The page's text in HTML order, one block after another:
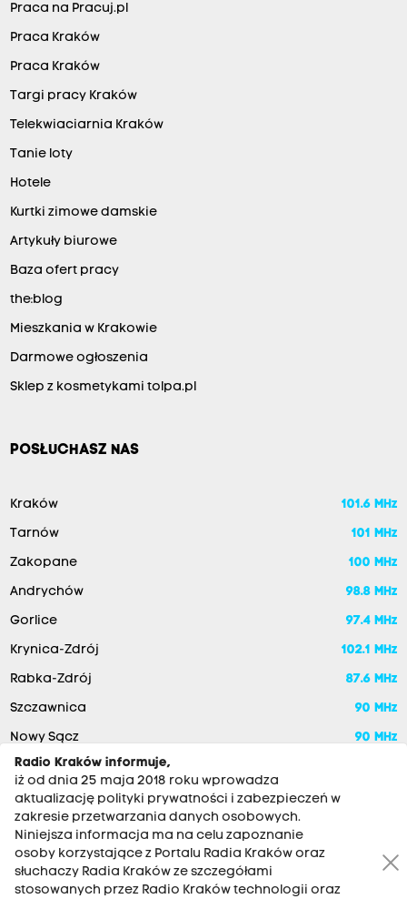
Praca na Pracuj.pl
Praca Kraków
Praca Kraków
Targi pracy Kraków
Telekwiaciarnia Kraków
Tanie loty
Hotele
Kurtki zimowe damskie
Artykuły biurowe
Baza ofert pracy
the:blog
Mieszkania w Krakowie
Darmowe ogłoszenia
Sklep z kosmetykami tolpa.pl
POSŁUCHASZ NAS
Kraków 101.6 MHz
Tarnów 101 MHz
Zakopane 100 MHz
Andrychów 98.8 MHz
Gorlice 97.4 MHz
Krynica-Zdrój 102.1 MHz
Rabka-Zdrój 87.6 MHz
Szczawnica 90 MHz
Nowy Sącz 90 MHz
Radio Kraków informuje,
iż od dnia 25 maja 2018 roku wprowadza
aktualizację polityki prywatności i zabezpieczeń w
zakresie przetwarzania danych osobowych.
Niniejsza informacja ma na celu zapoznanie
osoby korzystające z Portalu Radia Kraków oraz
słuchaczy Radia Kraków ze szczegółami
stosowanych przez Radio Kraków technologii oraz